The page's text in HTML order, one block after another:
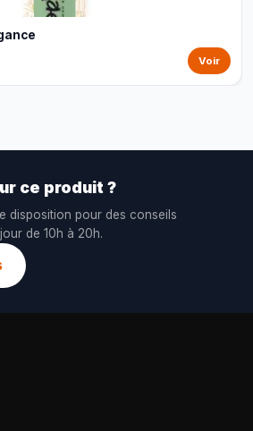
Voir
ce produit ?
disposition pour des conseils
de 10h à 20h.